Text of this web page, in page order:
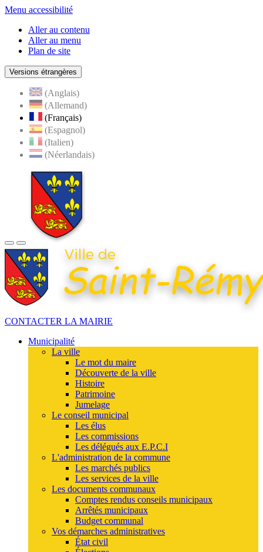
Menu accessibilité
Aller au contenu
Aller au menu
Plan de site
Versions étrangères
(Anglais)
(Allemand)
(Français)
(Espagnol)
(Italien)
(Néerlandais)
CONTACTER LA MAIRIE
Municipalité
La ville
Le mot du maire
Découverte de la ville
Histoire
Patrimoine
Jumelage
Le conseil municipal
Les élus
Les commissions
Les délégués aux E.P.C.I
L'administration de la commune
Les marchés publics
Les services de la ville
Les documents communaux
Comptes rendus conseils municipaux
Arrêtés municipaux
Budget communal
Vos démarches administratives
État civil